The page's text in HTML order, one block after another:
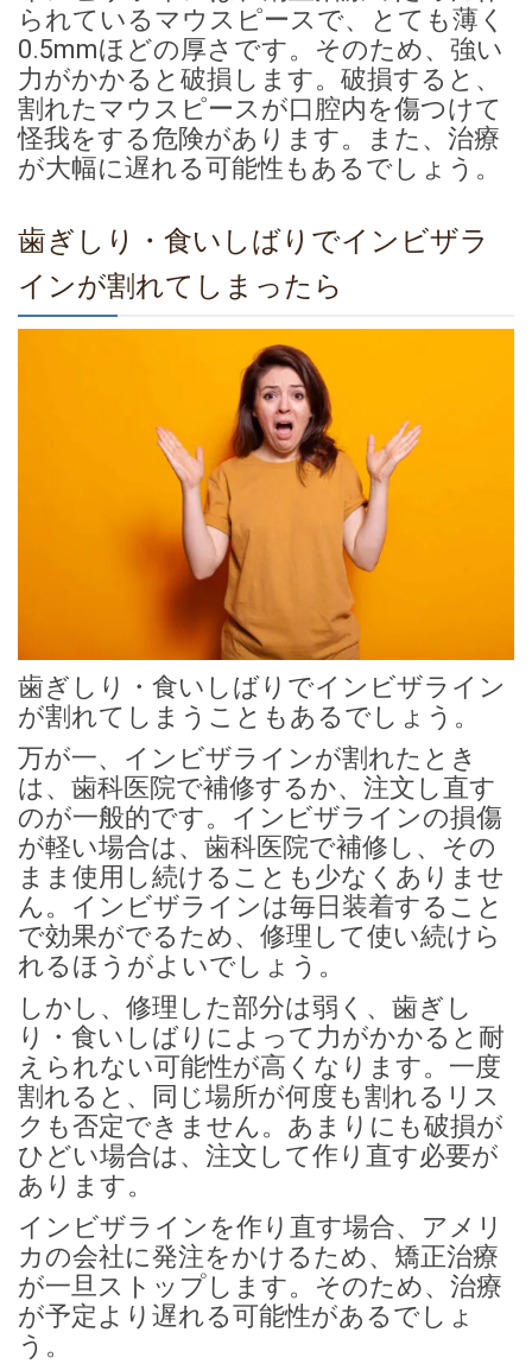
られているマウスピースで、とても薄く
0.5mmほどの厚さです。そのため、強い
力がかかると破損します。破損すると、
割れたマウスピースが口腔内を傷つけて
怪我をする危険があります。また、治療
が大幅に遅れる可能性もあるでしょう。
歯ぎしり・食いしばりでインビザラ
インが割れてしまったら
歯ぎしり・食いしばりでインビザライン
が割れてしまうこともあるでしょう。
万が一、インビザラインが割れたとき
は、歯科医院で補修するか、注文し直す
のが一般的です。インビザラインの損傷
が軽い場合は、歯科医院で補修し、その
まま使用し続けることも少なくありませ
ん。インビザラインは毎日装着すること
で効果がでるため、修理して使い続けら
れるほうがよいでしょう。
しかし、修理した部分は弱く、歯ぎし
り・食いしばりによって力がかかると耐
えられない可能性が高くなります。一度
割れると、同じ場所が何度も割れるリス
クも否定できません。あまりにも破損が
ひどい場合は、注文して作り直す必要が
あります。
インビザラインを作り直す場合、アメリ
カの会社に発注をかけるため、矯正治療
が一旦ストップします。そのため、治療
が予定より遅れる可能性があるでしょ
う。